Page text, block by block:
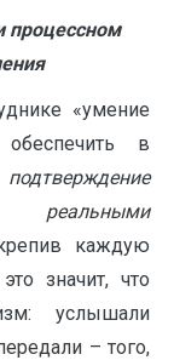
процессном
«умение
в
подтверждение
каждую
значит, что
услышали
– того,